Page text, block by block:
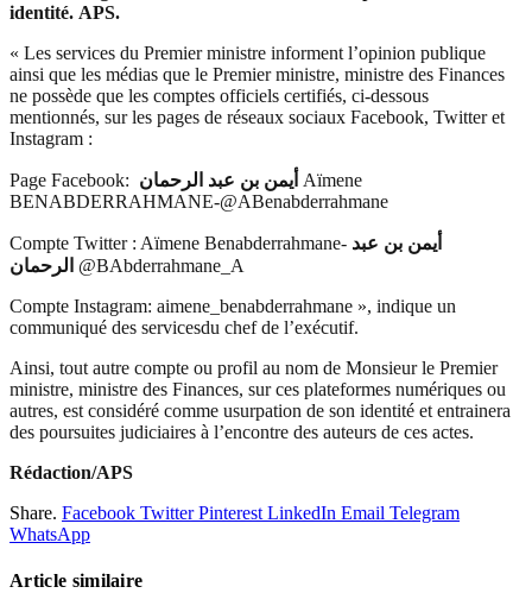
identité. APS.
« Les services du Premier ministre informent l’opinion publique
ainsi que les médias que le Premier ministre, ministre des Finances
ne possède que les comptes officiels certifiés, ci-dessous
mentionnés, sur les pages de réseaux sociaux Facebook, Twitter et
Instagram :
Page Facebook: أيمن بن عبد الرحمان Aïmene
BENABDERRAHMANE-@ABenabderrahmane
Compte Twitter : Aïmene Benabderrahmane-
الرحمان @BAbderrahmane_A
Compte Instagram: aimene_benabderrahmane », indique un
communiqué des servicesdu chef de l’exécutif.
Ainsi, tout autre compte ou profil au nom de Monsieur le Premier
ministre, ministre des Finances, sur ces plateformes numériques ou
autres, est considéré comme usurpation de son identité et entrainera
des poursuites judiciaires à l’encontre des auteurs de ces actes.
Rédaction/APS
Share. Facebook Twitter Pinterest LinkedIn Email Telegram
WhatsApp
Article similaire